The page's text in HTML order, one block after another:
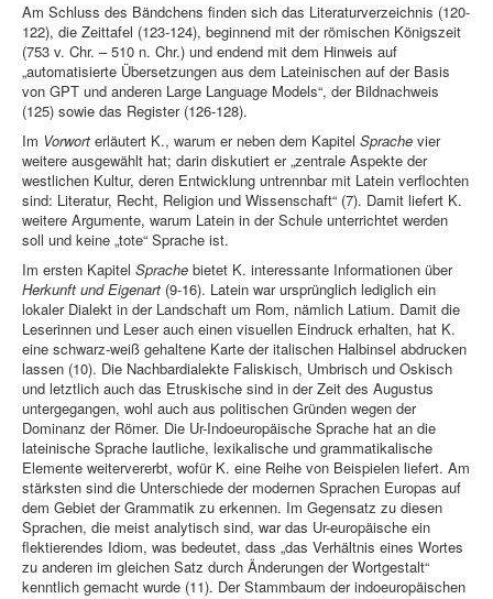
Am Schluss des Bändchens finden sich das Literaturverzeichnis (120-
122), die Zeittafel (123-124), beginnend mit der römischen Königszeit
(753 v. Chr. – 510 n. Chr.) und endend mit dem Hinweis auf
„automatisierte Übersetzungen aus dem Lateinischen auf der Basis
von GPT und anderen Large Language Models“, der Bildnachweis
(125) sowie das Register (126-128).
Im Vorwort erläutert K., warum er neben dem Kapitel Sprache vier
weitere ausgewählt hat; darin diskutiert er „zentrale Aspekte der
westlichen Kultur, deren Entwicklung untrennbar mit Latein verflochten
sind: Literatur, Recht, Religion und Wissenschaft“ (7). Damit liefert K.
weitere Argumente, warum Latein in der Schule unterrichtet werden
soll und keine „tote“ Sprache ist.
Im ersten Kapitel Sprache bietet K. interessante Informationen über
Herkunft und Eigenart (9-16). Latein war ursprünglich lediglich ein
lokaler Dialekt in der Landschaft um Rom, nämlich Latium. Damit die
Leserinnen und Leser auch einen visuellen Eindruck erhalten, hat K.
eine schwarz-weiß gehaltene Karte der italischen Halbinsel abdrucken
lassen (10). Die Nachbardialekte Faliskisch, Umbrisch und Oskisch
und letztlich auch das Etruskische sind in der Zeit des Augustus
untergegangen, wohl auch aus politischen Gründen wegen der
Dominanz der Römer. Die Ur-Indoeuropäische Sprache hat an die
lateinische Sprache lautliche, lexikalische und grammatikalische
Elemente weitervererbt, wofür K. eine Reihe von Beispielen liefert. Am
stärksten sind die Unterschiede der modernen Sprachen Europas auf
dem Gebiet der Grammatik zu erkennen. Im Gegensatz zu diesen
Sprachen, die meist analytisch sind, war das Ur-europäische ein
flektierendes Idiom, was bedeutet, dass „das Verhältnis eines Wortes
zu anderen im gleichen Satz durch Änderungen der Wortgestalt“
kenntlich gemacht wurde (11). Der Stammbaum der indoeuropäischen